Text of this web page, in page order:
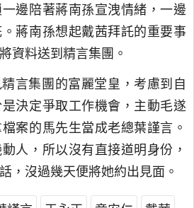
邊陪著蔣南孫宣洩情緒，一邊
蔣南孫想起戴茜拜託的重要事
資料送到精言集團。
言集團的富麗堂皇，考慮到自
決定爭取工作機會，主動毛遂
案的馬先生當成老總葉謹言。
人，所以沒有直接道明身份，
，沒過幾天便將她約出見面。